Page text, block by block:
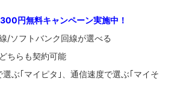
円無料キャンペーン実施中！
/ソフトバンク回線が選べる
ちらも契約可能
ぶ｢マイピタ｣、通信速度で選ぶ｢マイそ